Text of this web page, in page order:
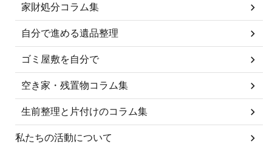
家財処分コラム集
自分で進める遺品整理
ゴミ屋敷を自分で
空き家・残置物コラム集
生前整理と片付けのコラム集
私たちの活動について